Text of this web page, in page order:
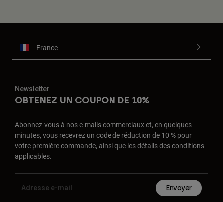
France
Newsletter
OBTENEZ UN COUPON DE 10%
Abonnez-vous à nos e-mails commerciaux et, en quelques
minutes, vous recevrez un code de réduction de 10 % pour
votre première commande, ainsi que les détails des conditions
applicables.
Envoyer